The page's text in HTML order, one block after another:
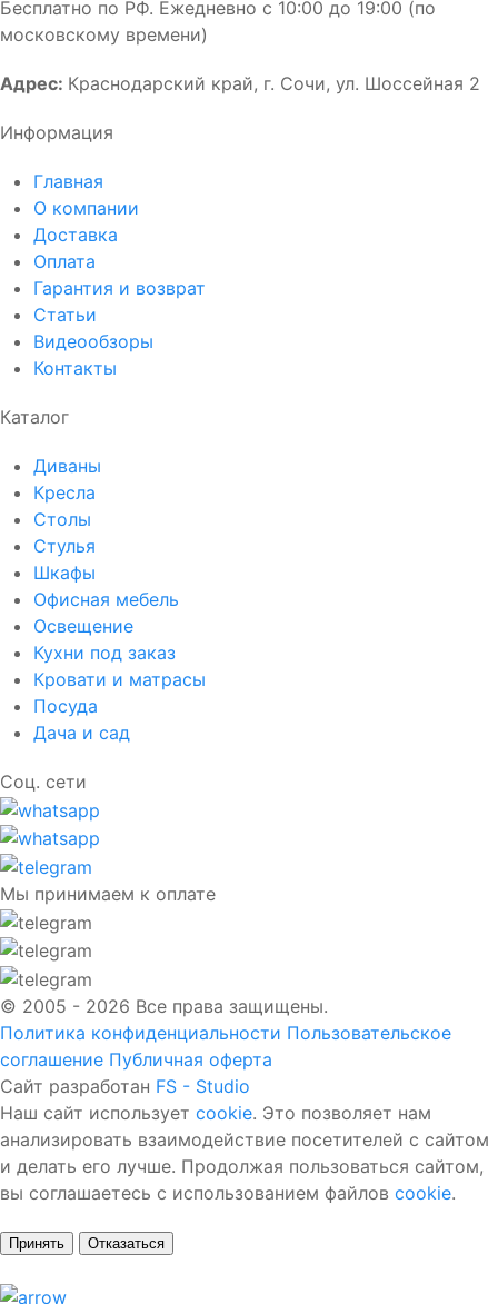
Бесплатно по РФ. Ежедневно с 10:00 до 19:00 (по
московскому времени)
Адрес: Краснодарский край, г. Сочи, ул. Шоссейная 2
Информация
Главная
О компании
Доставка
Оплата
Гарантия и возврат
Статьи
Видеообзоры
Контакты
Каталог
Диваны
Кресла
Столы
Стулья
Шкафы
Офисная мебель
Освещение
Кухни под заказ
Кровати и матрасы
Посуда
Дача и сад
Соц. сети
Мы принимаем к оплате
© 2005 - 2026 Все права защищены.
Политика конфиденциальности Пользовательское
соглашение Публичная оферта
Сайт разработан FS - Studio
Наш сайт использует cookie. Это позволяет нам
анализировать взаимодействие посетителей с сайтом
и делать его лучше. Продолжая пользоваться сайтом,
вы соглашаетесь с использованием файлов cookie.
Принять Отказаться